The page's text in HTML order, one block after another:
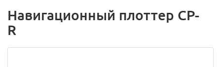
Навигационный плоттер CP-
R